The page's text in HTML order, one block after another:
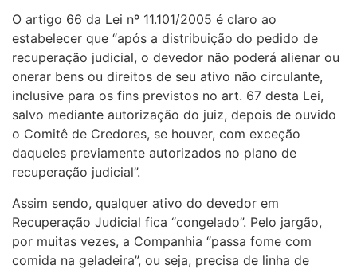
O artigo 66 da Lei nº 11.101/2005 é claro ao
estabelecer que “após a distribuição do pedido de
recuperação judicial, o devedor não poderá alienar ou
onerar bens ou direitos de seu ativo não circulante,
inclusive para os fins previstos no art. 67 desta Lei,
salvo mediante autorização do juiz, depois de ouvido
o Comitê de Credores, se houver, com exceção
daqueles previamente autorizados no plano de
recuperação judicial”.
Assim sendo, qualquer ativo do devedor em
Recuperação Judicial fica “congelado”. Pelo jargão,
por muitas vezes, a Companhia “passa fome com
comida na geladeira”, ou seja, precisa de linha de